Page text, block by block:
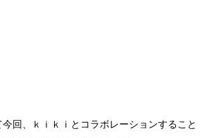
回、ｋｉｋｉとコラボレーションすること